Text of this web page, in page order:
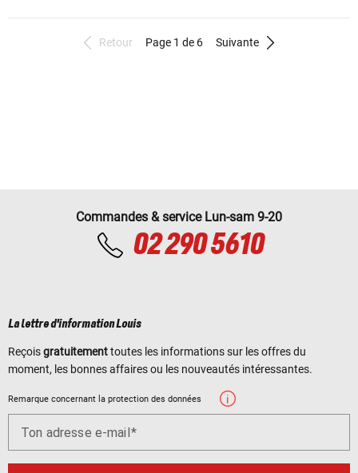
Retour Page 1 de 6 Suivante
Commandes & service Lun-sam 9-20
02 290 5610
La lettre d'information Louis
Reçoisgratuitementtoutes les informations sur les offres du
moment, les bonnes affaires ou les nouveautés intéressantes.
Remarque concernant la protection des données
Ton adresse e-mail